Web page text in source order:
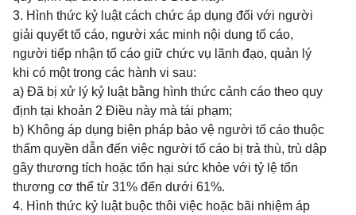
3. Hình thức kỷ luật cách chức áp dụng đối với người
giải quyết tố cáo, người xác minh nội dung tố cáo,
người tiếp nhận tố cáo giữ chức vụ lãnh đạo, quản lý
khi có một trong các hành vi sau:
a) Đã bị xử lý kỷ luật bằng hình thức cảnh cáo theo quy
định tại khoản 2 Điều này mà tái phạm;
b) Không áp dụng biện pháp bảo vệ người tố cáo thuộc
thẩm quyền dẫn đến việc người tố cáo bị trả thù, trù dập
gây thương tích hoặc tổn hại sức khỏe với tỷ lệ tổn
thương cơ thể từ 31% đến dưới 61%.
4. Hình thức kỷ luật buộc thôi việc hoặc bãi nhiệm áp